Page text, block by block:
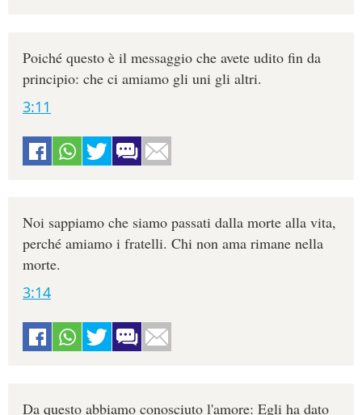
Poiché questo è il messaggio che avete udito fin da
principio: che ci amiamo gli uni gli altri.
3:11
Noi sappiamo che siamo passati dalla morte alla vita,
perché amiamo i fratelli. Chi non ama rimane nella
morte.
3:14
Da questo abbiamo conosciuto l'amore: Egli ha dato